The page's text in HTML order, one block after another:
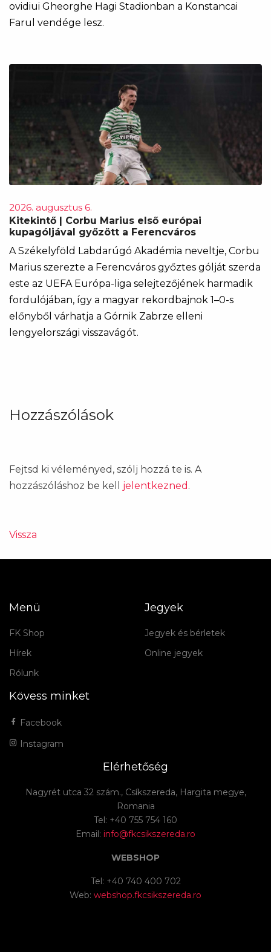
ovidiui Gheorghe Hagi Stadionban a Konstancai
Farul vendége lesz.
2026. augusztus 6.
Kitekintő | Corbu Marius első európai
kupagóljával győzött a Ferencváros
A Székelyföld Labdarúgó Akadémia neveltje, Corbu
Marius szerezte a Ferencváros győztes gólját szerda
este az UEFA Európa-liga selejtezőjének harmadik
fordulójában, így a magyar rekordbajnok 1–0-s
előnyből várhatja a Górnik Zabrze elleni
lengyelországi visszavágót.
Hozzászólások
Fejtsd ki véleményed, szólj hozzá te is. A
hozzászóláshoz be kell jelentkezned .
Vissza
Menü
FK Shop
Hírek
Rólunk
Jegyek
Jegyek és bérletek
Online jegyek
Kövess minket
Facebook
Instagram
Elérhetőség
Nagyrét utca 32 szám., Csíkszereda, Hargita megye,
Romania
Tel: +40 755 754 160
Email: info@fkcsikszereda.ro
WEBSHOP
Tel: +40 740 400 702
Web: webshop.fkcsikszereda.ro